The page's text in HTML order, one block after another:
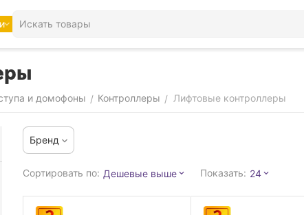
и домофоны / Контроллеры / Лифтовые контроллеры
Бренд
Сортировать по: Дешевые выше Показать: 24